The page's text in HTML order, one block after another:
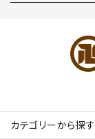
カテゴリーから探す